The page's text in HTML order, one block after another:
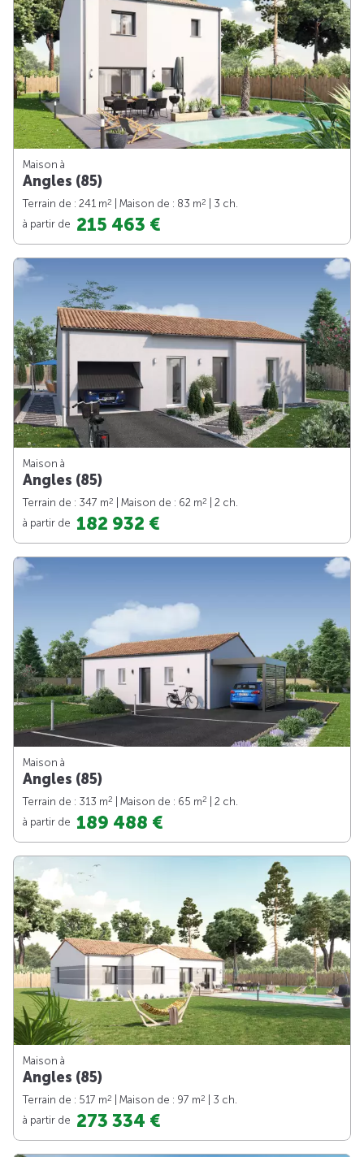
Maison à
Angles (85)
Terrain de : 241 m2 | Maison de : 83 m2
| 3 ch.
à partir de 215 463 €
Maison à
Angles (85)
Terrain de : 347 m2 | Maison de : 62 m2
| 2 ch.
à partir de 182 932 €
Maison à
Angles (85)
Terrain de : 313 m2 | Maison de : 65 m2
| 2 ch.
à partir de 189 488 €
Maison à
Angles (85)
Terrain de : 517 m2 | Maison de : 97 m2
| 3 ch.
à partir de 273 334 €